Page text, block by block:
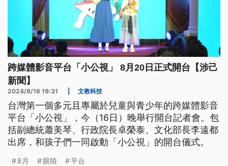
跨媒體影音平台「小公視」 8月20日正式開台【涉己
新聞】
2024/8/16 19:31 文教科技
台灣第一個多元且專屬於兒童與青少年的跨媒體影音
平台「小公視」，今（16日）晚舉行開台記者會。包
括副總統蕭美琴、行政院長卓榮泰、文化部長李遠都
出席，和孩子們一同啟動「小公視」的開台儀式。
8月 眼睛 平台